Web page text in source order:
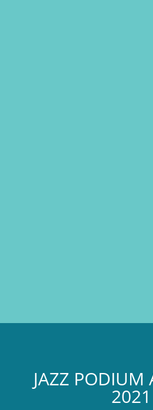
JAZZ
2021